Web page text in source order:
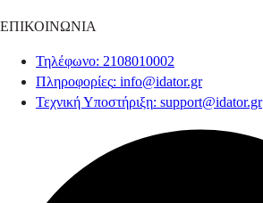
ΕΠΙΚΟΙΝΩΝΙΑ
Τηλέφωνο: 2108010002
Πληροφορίες: info@idator.gr
Τεχνική Υποστήριξη: support@idator.gr